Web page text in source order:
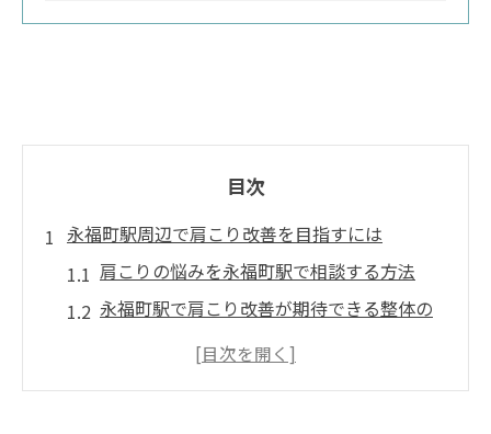
目次
永福町駅周辺で肩こり改善を目指すには
肩こりの悩みを永福町駅で相談する方法
永福町駅で肩こり改善が期待できる整体の